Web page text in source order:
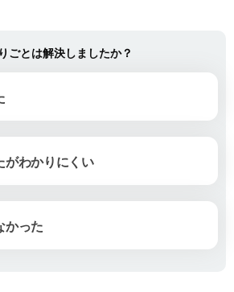
ごとは解決しましたか？
がわかりにくい
かった